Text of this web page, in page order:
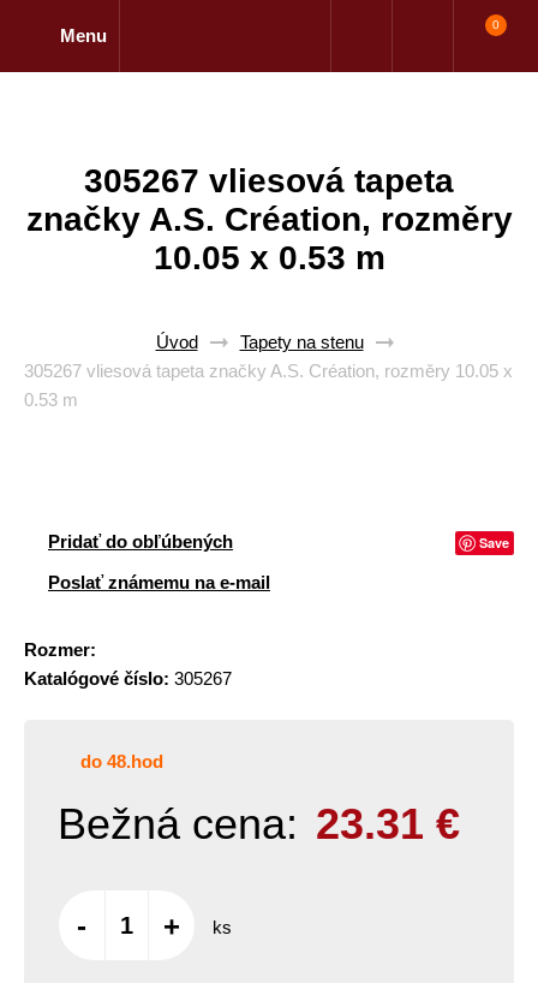
Menu
0
305267 vliesová tapeta
značky A.S. Création, rozměry
10.05 x 0.53 m
Úvod
Tapety na stenu
305267 vliesová tapeta značky A.S. Création, rozměry 10.05 x
0.53 m
Pridať do obľúbených Save
Poslať známemu na e-mail
Rozmer:
Katalógové číslo: 305267
do 48.hod
Bežná cena: 23.31 €
- + ks